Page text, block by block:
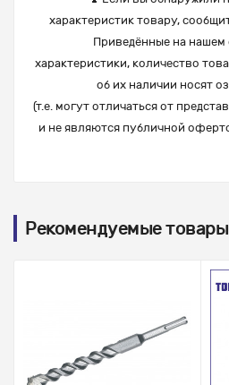
характеристик товару,
Приведённые на нашем
характеристики, количество
об их наличии носят
(т.е. могут отличаться от
и не являются публичной
Рекомендуемые товары